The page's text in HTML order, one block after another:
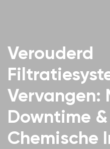
Verouderd
Vervangen:
Downtime
Chemische